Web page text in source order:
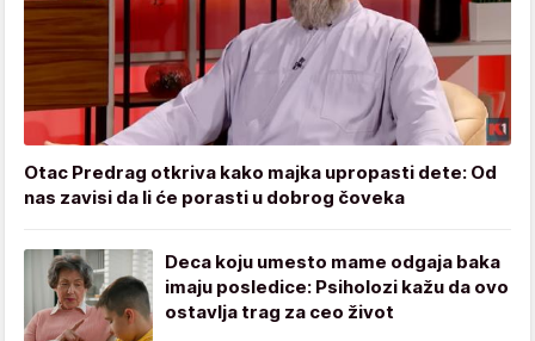
Otac Predrag otkriva kako majka upropasti dete: Od
nas zavisi da li će porasti u dobrog čoveka
Deca koju umesto mame odgaja baka
imaju posledice: Psiholozi kažu da ovo
ostavlja trag za ceo život